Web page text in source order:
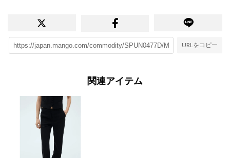
URLをコピー
関連アイテム